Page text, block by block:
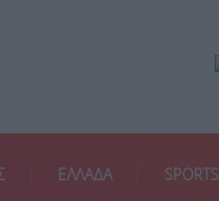
ΕΛΛΑΔΑ SPORTS